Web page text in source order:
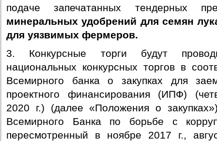
подаче запечатанных тендерных
минеральных удобрений для семян
для уязвимых фермеров.
3. Конкурсные торги будут
национальных конкурсных торгов в
Всемирного банка о закупках для
проектного финансирования (ИПФ)
2020 г.) (далее «Положения о
Всемирного Банка по борьбе с
пересмотренный в ноябре 2017 г.,